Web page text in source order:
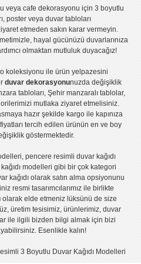
veyacafe dekorasyonu için3 boyutlu
, posterveya duvar tabloları
etmeden sakın karar vermeyin.
hayal gücünüzü duvarlarınıza
olmaktan mutluluk duyacağız!
koleksiyonu ile ürün yelpazesini
duvar dekorasyonunuzda değişiklik
tabloları, Şehir manzaralı tablolar,
mutlaka ziyaret etmelisiniz.
hazır şekilde kargo ile kapınıza
tercih edilen ürünün en ve boy
göstermektedir.
,pencere resimli duvar kağıdı
modelleri gibi bir çok kategori
kağıdı olarak satın alma opsiyonunu
resmi tasarımcılarımız ile birlikte
olarak elde etmeniz lüksünü de size
üretim tesisimiz, ürünlerimiz, duvar
ile ilgili bizden bilgi almak için bizi
Esenlikle kalın!
3 Boyutlu Duvar Kağıdı Modelleri